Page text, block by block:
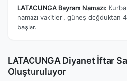
LATACUNGA Bayram Namazı:
namazı vakitleri, güneş doğduktan
başlar.
LATACUNGA Diyanet İftar
Oluşturuluyor